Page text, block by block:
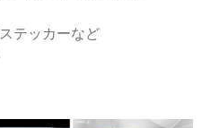
テッカーなど